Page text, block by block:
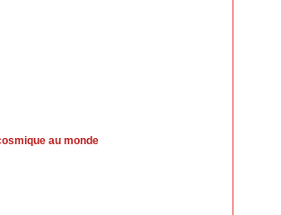
au monde